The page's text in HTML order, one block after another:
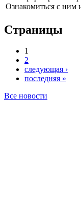
Ознакомиться с ним
Страницы
1
2
следующая ›
последняя »
Все новости